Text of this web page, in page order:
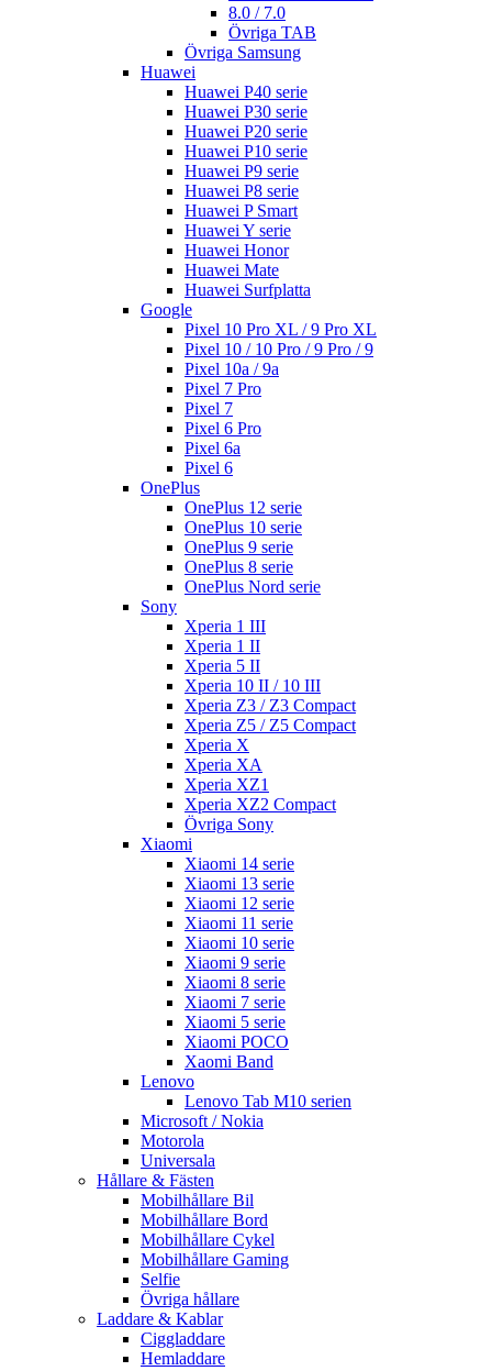
8.0 / 7.0
Övriga TAB
Övriga Samsung
Huawei
Huawei P40 serie
Huawei P30 serie
Huawei P20 serie
Huawei P10 serie
Huawei P9 serie
Huawei P8 serie
Huawei P Smart
Huawei Y serie
Huawei Honor
Huawei Mate
Huawei Surfplatta
Google
Pixel 10 Pro XL / 9 Pro XL
Pixel 10 / 10 Pro / 9 Pro / 9
Pixel 10a / 9a
Pixel 7 Pro
Pixel 7
Pixel 6 Pro
Pixel 6a
Pixel 6
OnePlus
OnePlus 12 serie
OnePlus 10 serie
OnePlus 9 serie
OnePlus 8 serie
OnePlus Nord serie
Sony
Xperia 1 III
Xperia 1 II
Xperia 5 II
Xperia 10 II / 10 III
Xperia Z3 / Z3 Compact
Xperia Z5 / Z5 Compact
Xperia X
Xperia XA
Xperia XZ1
Xperia XZ2 Compact
Övriga Sony
Xiaomi
Xiaomi 14 serie
Xiaomi 13 serie
Xiaomi 12 serie
Xiaomi 11 serie
Xiaomi 10 serie
Xiaomi 9 serie
Xiaomi 8 serie
Xiaomi 7 serie
Xiaomi 5 serie
Xiaomi POCO
Xaomi Band
Lenovo
Lenovo Tab M10 serien
Microsoft / Nokia
Motorola
Universala
Hållare & Fästen
Mobilhållare Bil
Mobilhållare Bord
Mobilhållare Cykel
Mobilhållare Gaming
Selfie
Övriga hållare
Laddare & Kablar
Ciggladdare
Hemladdare